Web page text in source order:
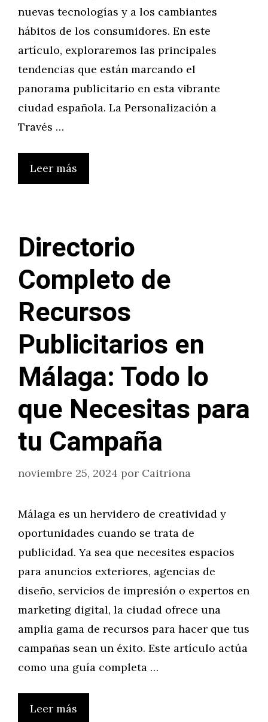
nuevas tecnologías y a los cambiantes
hábitos de los consumidores. En este
artículo, exploraremos las principales
tendencias que están marcando el
panorama publicitario en esta vibrante
ciudad española. La Personalización a
Través …
Leer más
Directorio
Completo de
Recursos
Publicitarios en
Málaga: Todo lo
que Necesitas para
tu Campaña
noviembre 25, 2024 por Caitriona
Málaga es un hervidero de creatividad y
oportunidades cuando se trata de
publicidad. Ya sea que necesites espacios
para anuncios exteriores, agencias de
diseño, servicios de impresión o expertos en
marketing digital, la ciudad ofrece una
amplia gama de recursos para hacer que tus
campañas sean un éxito. Este artículo actúa
como una guía completa …
Leer más